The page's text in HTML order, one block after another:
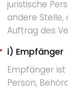
juristische
andere
Auftrag des
i) Empfänger
Empfänger
Person,